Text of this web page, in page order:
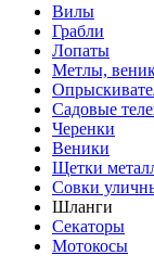
Вилы
Грабли
Лопаты
Метлы,
Садовые
Черенки
Веники
Щетки
Совки
Шланги
Секаторы
Мотокосы